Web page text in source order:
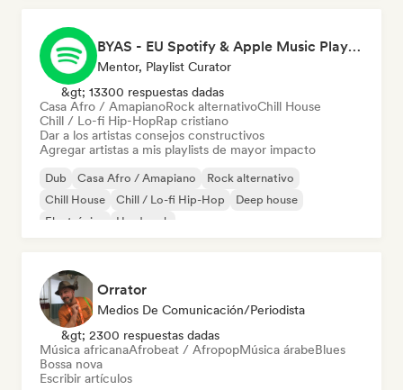
BYAS - EU Spotify & Apple Music Playlists
Mentor, Playlist Curator
&gt; 13300 respuestas dadas
Casa Afro / AmapianoRock alternativoChill House
Chill / Lo-fi Hip-HopRap cristiano
Dar a los artistas consejos constructivos
Agregar artistas a mis playlists de mayor impacto
Dub Casa Afro / Amapiano
Rock alternativo
Chill House
Chill / Lo-fi Hip-Hop
Deep house
Electrónica
Hard rock
Orrator
Medios De Comunicación/Periodista
&gt; 2300 respuestas dadas
Música africanaAfrobeat / AfropopMúsica árabeBlues
Bossa nova
Escribir artículos